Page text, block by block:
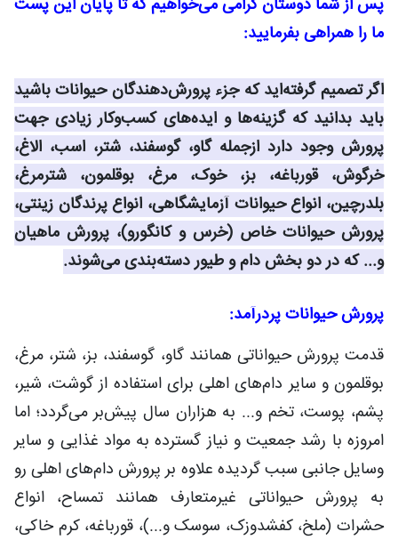
پس از شما دوستان گرامی می‌خواهیم که تا پایان این پست
ما را همراهی بفرمایید:
اگر تصمیم گرفته‌اید که جزء پرورش‌دهندگان حیوانات باشید
باید بدانید که گزینه‌ها و ایده‌های کسب‌وکار زیادی جهت
پرورش وجود دارد ازجمله گاو، گوسفند، شتر، اسب، الاغ،
خرگوش، قورباغه، بز، خوک، مرغ، بوقلمون، شترمرغ،
بلدرچین، انواع حیوانات آزمایشگاهی، انواع پرندگان زینتی،
پرورش حیوانات خاص (خرس و کانگورو)، پرورش ماهیان
و... که در دو بخش دام و طیور دسته‌بندی می‌شوند.
پرورش حیوانات پردرآمد:
قدمت پرورش حیواناتی همانند گاو، گوسفند، بز، شتر، مرغ،
بوقلمون و سایر دام‌های اهلی برای استفاده از گوشت، شیر،
پشم، پوست، تخم و... به هزاران سال پیش‌بر می‌گردد؛ اما
امروزه با رشد جمعیت و نیاز گسترده به مواد غذایی و سایر
وسایل جانبی سبب گردیده علاوه بر پرورش دام‌های اهلی رو
به پرورش حیواناتی غیرمتعارف همانند تمساح، انواع
حشرات (ملخ، کفشدوزک، سوسک و...)، قورباغه، کرم خاکی،